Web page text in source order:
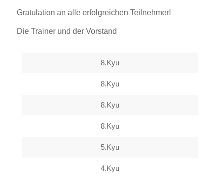
Gratulation an alle erfolgreichen Teilnehmer!
Die Trainer und der Vorstand
8.Kyu
8.Kyu
8.Kyu
8.Kyu
5.Kyu
4.Kyu